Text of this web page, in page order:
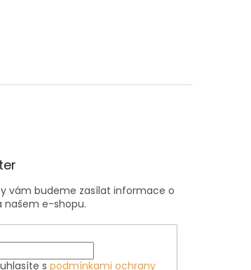
vám budeme zasílat informace o
našem e-shopu.
spodmínkami ochrany